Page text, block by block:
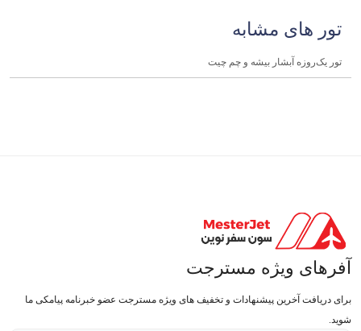
تور های مشابه
تور یک‌روزه آبشار بیشه و چم چیت
آفرهای ویژه مسترجت
برای دریافت آخرین پیشنهادات و تخفیف های ویژه مسترجت عضو خبرنامه پیامکی ما
شوید.